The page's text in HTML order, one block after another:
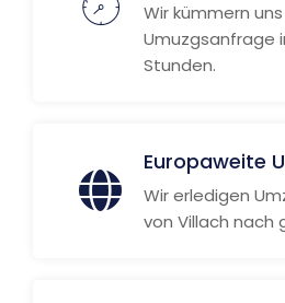
Wir kümmern
Umuzgsanfrage
Stunden.
Europaweite
Wir erledigen
von Villach nach